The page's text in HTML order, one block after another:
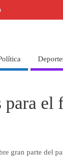
el
gran parte del